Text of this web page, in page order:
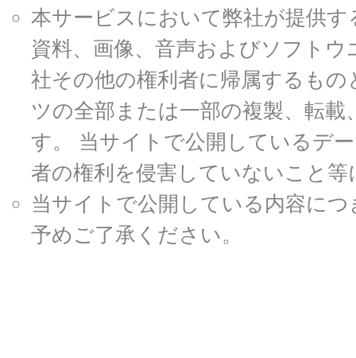
本サービスにおいて弊社が提供
資料、画像、音声およびソフト
社その他の権利者に帰属するも
ツの全部または一部の複製、転
す。 当サイトで公開しているデ
者の権利を侵害していないこと
当サイトで公開している内容に
予めご了承ください。